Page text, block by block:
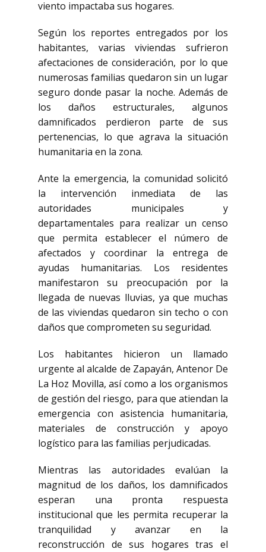
viento impactaba sus hogares.
Según los reportes entregados por los
habitantes, varias viviendas sufrieron
afectaciones de consideración, por lo que
numerosas familias quedaron sin un lugar
seguro donde pasar la noche. Además de
los daños estructurales, algunos
damnificados perdieron parte de sus
pertenencias, lo que agrava la situación
humanitaria en la zona.
Ante la emergencia, la comunidad solicitó
la intervención inmediata de las
autoridades municipales y
departamentales para realizar un censo
que permita establecer el número de
afectados y coordinar la entrega de
ayudas humanitarias. Los residentes
manifestaron su preocupación por la
llegada de nuevas lluvias, ya que muchas
de las viviendas quedaron sin techo o con
daños que comprometen su seguridad.
Los habitantes hicieron un llamado
urgente al alcalde de Zapayán, Antenor De
La Hoz Movilla, así como a los organismos
de gestión del riesgo, para que atiendan la
emergencia con asistencia humanitaria,
materiales de construcción y apoyo
logístico para las familias perjudicadas.
Mientras las autoridades evalúan la
magnitud de los daños, los damnificados
esperan una pronta respuesta
institucional que les permita recuperar la
tranquilidad y avanzar en la
reconstrucción de sus hogares tras el